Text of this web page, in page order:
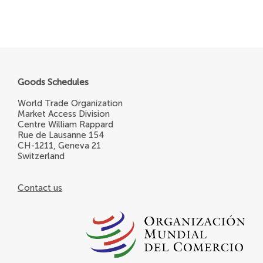
Goods Schedules
World Trade Organization
Market Access Division
Centre William Rappard
Rue de Lausanne 154
CH-1211, Geneva 21
Switzerland
Contact us